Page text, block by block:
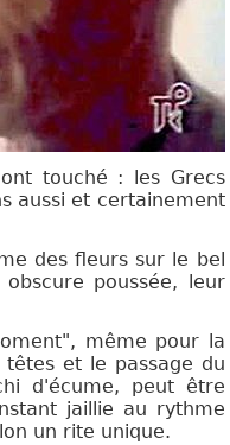
touché : les Grecs
aussi et certainement
des fleurs sur le bel
poussée, leur
même pour la
et le passage du
d'écume, peut être
jaillie au rythme
un rite unique.